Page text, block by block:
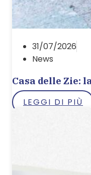
31/07/2026
News
Casa delle Zie:
LEGGI DI PIÙ